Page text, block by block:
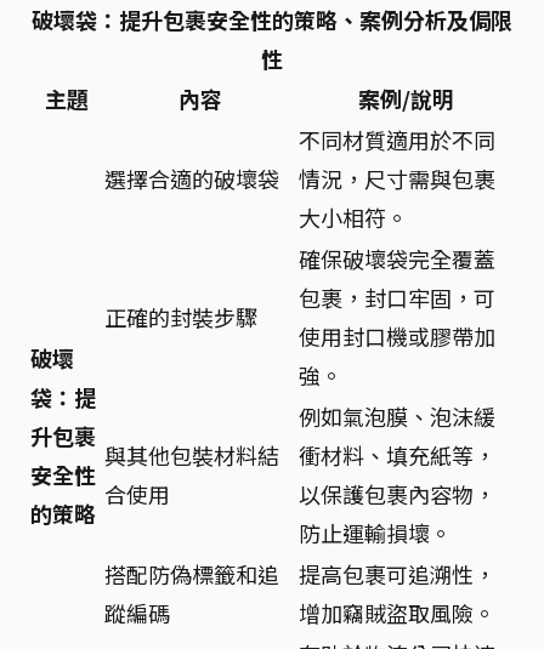
破壞袋：提升包裹安全性的策略、案例分析及侷限
性
主題
內容 案例/說明
破壞
袋：提
升包裹
安全性
的策略
選擇合適的破壞袋
不同材質適用於不同
情況，尺寸需與包裹
大小相符。
正確的封裝步驟
確保破壞袋完全覆蓋
包裹，封口牢固，可
使用封口機或膠帶加
強。
與其他包裝材料結
合使用
例如氣泡膜、泡沫緩
衝材料、填充紙等，
以保護包裹內容物，
防止運輸損壞。
搭配防偽標籤和追
蹤編碼
提高包裹可追溯性，
增加竊賊盜取風險。